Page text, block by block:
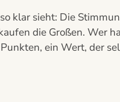
klar sieht: Die
die Großen. Wer
ein Wert, der